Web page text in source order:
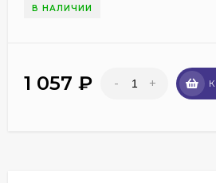
В НАЛИЧИИ
1 057 ₽ - +